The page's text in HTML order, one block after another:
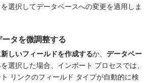
選択してデータベースへの変更を適用しま
タを微調整する
しいフィールドを作成するか、データベー
を選択した場合、インポート プロセスでは、
リンクのフィールド タイプが自動的に検